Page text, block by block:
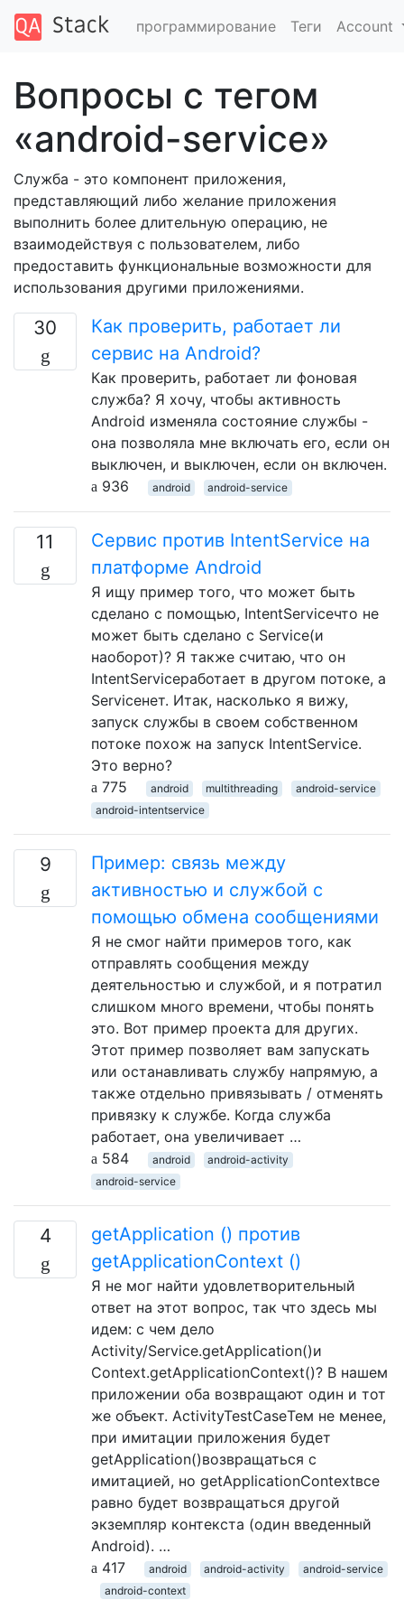
программирование Теги Account
Вопросы с тегом
«android-service»
Служба - это компонент приложения,
представляющий либо желание приложения
выполнить более длительную операцию, не
взаимодействуя с пользователем, либо
предоставить функциональные возможности для
использования другими приложениями.
30
Как проверить, работает ли
сервис на Android?
Как проверить, работает ли фоновая
служба? Я хочу, чтобы активность
Android изменяла состояние службы -
она ​​позволяла мне включать его, если он
выключен, и выключен, если он включен.
936
android android-service
11
Сервис против IntentService на
платформе Android
Я ищу пример того, что может быть
сделано с помощью, IntentServiceчто не
может быть сделано с Service(и
наоборот)? Я также считаю, что он
IntentServiceработает в другом потоке, а
Serviceнет. Итак, насколько я вижу,
запуск службы в своем собственном
потоке похож на запуск IntentService.
Это верно?
775
android multithreading
android-service
android-intentservice
9
Пример: связь между
активностью и службой с
помощью обмена сообщениями
Я не смог найти примеров того, как
отправлять сообщения между
деятельностью и службой, и я потратил
слишком много времени, чтобы понять
это. Вот пример проекта для других.
Этот пример позволяет вам запускать
или останавливать службу напрямую, а
также отдельно привязывать / отменять
привязку к службе. Когда служба
работает, она увеличивает …
584
android
android-activity
android-service
4
getApplication () против
getApplicationContext ()
Я не мог найти удовлетворительный
ответ на этот вопрос, так что здесь мы
идем: с чем дело
Activity/Service.getApplication()и
Context.getApplicationContext()? В нашем
приложении оба возвращают один и тот
же объект. ActivityTestCaseТем не менее,
при имитации приложения будет
getApplication()возвращаться с
имитацией, но getApplicationContextвсе
равно будет возвращаться другой
экземпляр контекста (один введенный
Android). …
417
android android-activity
android-service
android-context